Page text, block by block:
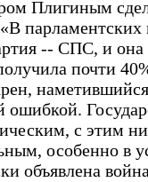
Плигиным
-- СПС, и
почти
ошибкой.
с этим
особенно в
объявлена